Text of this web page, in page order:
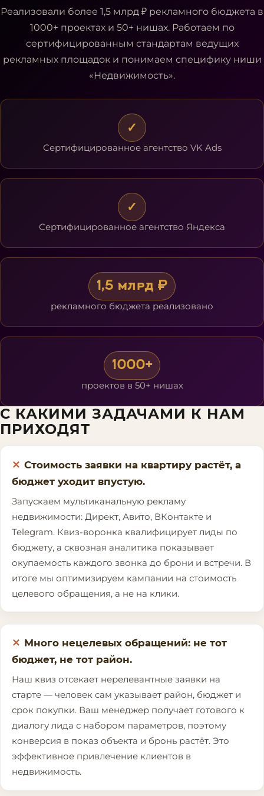
Реализовали более 1,5 млрд ₽ рекламного бюджета в
1000+ проектах и 50+ нишах. Работаем по
сертифицированным стандартам ведущих
рекламных площадоки понимаем специфику ниши
«Недвижимость».
✓
Сертифицированное агентство VK Ads
✓
Сертифицированное агентство Яндекса
1,5 млрд ₽
рекламного бюджета реализовано
1000+
проектов в 50+ нишах
С КАКИМИ ЗАДАЧАМИ К НАМ
ПРИХОДЯТ
Стоимость заявки на квартиру растёт, а
бюджет уходит впустую.
Запускаем мультиканальную рекламу
недвижимости: Директ, Авито, ВКонтакте и
Telegram. Квиз-воронка квалифицирует лиды по
бюджету, а сквозная аналитика показывает
окупаемость каждого звонка до брони и встречи. В
итоге мы оптимизируем кампании на стоимость
целевого обращения, а не на клики.
Много нецелевых обращений: не тот
бюджет, не тот район.
Наш квиз отсекает нерелевантные заявки на
старте — человек сам указывает район, бюджет и
срок покупки. Ваш менеджер получает готового к
диалогу лида с набором параметров, поэтому
конверсия в показ объекта и бронь растёт. Это
эффективное привлечение клиентов в
недвижимость.